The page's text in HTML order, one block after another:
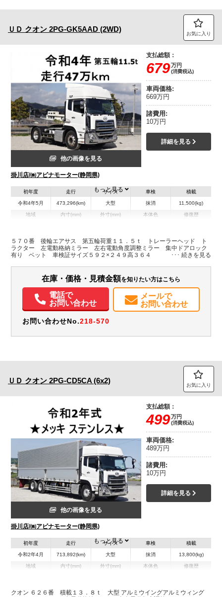
ＵＤ クオン 2PG-GK5AAD (2WD) お気に入り
他の画像を見る
掛川店/㈱アビナモーター(静岡県)
支払総額：
679万円
(消費税込)
車両価格:
669万円
諸費用:
10万円
詳細を見る
初年度
令和4年5月
走行
473,296(km)
サイズ
大型
車検
抹消
積載
11,500(kg)
地域 内寸(mm)
H:0
外寸(mm)
H:3,640
本体色 修復歴
装備情報
電動格納ミラー
もっと見る
５７０番 後輪エアサス 第五輪荷重１１．５ｔ トレーラーヘッド ト
ラクター 左電動格納ミラー 左右電動角度調整ミラー 集中ドアロック
有り ベット 車検証サイズ５９２×２４９高３６４
在庫・価格・見積金額を知りたい方はこちら
電話で
お問い合わせ
メールで
お問い合わせ
お問い合わせNo.218-570
ＵＤ クオン 2PG-CD5CA (6x2) お気に入り
他の画像を見る
掛川店/㈱アビナモーター(静岡県)
支払総額：
499万円
(消費税込)
車両価格:
489万円
諸費用:
10万円
詳細を見る
初年度
令和2年4月
走行
713,892(km)
サイズ
大型
車検
抹消
積載
13,800(kg)
地域 内寸(mm)
H:2,500
外寸(mm)
H:3,770
本体色 修復歴
もっと見る
クオン ６２６番 積載１３．８ｔ 大型 アルミウイングアルミウィング